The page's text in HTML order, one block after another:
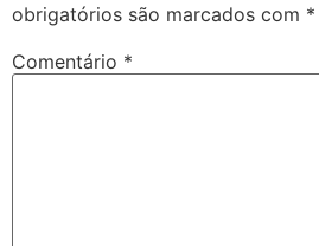
obrigatórios são marcados com *
Comentário *